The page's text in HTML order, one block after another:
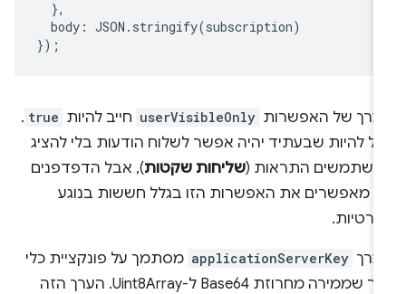
body: JSON.stringify(subscription
של האפשרות userVisibleOnly חייב להיות true
.
להיות שבעתיד יהיה אפשר לשלוח הודעות בלי להציג
התראות (שליחות שקטות), אבל הדפדפנים
מאפשרים את האפשרות הזו בגלל חששות בנוגע
applicationServerKey מסתמך על פונקציית כלי
עזר שממירה מחרוזת Base64 ל-Uint8Array. הערך הזה